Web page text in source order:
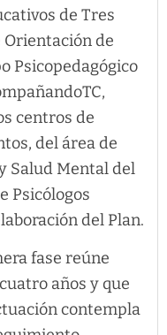
de Tres
Orientación de
Psicopedagógico
centros de
del área de
Salud Mental del
Psicólogos
del Plan.
fase reúne
años y que
contempla